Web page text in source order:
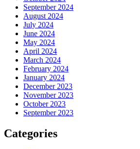
September 2024
August 2024
July 2024
June 2024
May 2024
April 2024
March 2024
February 2024
January 2024
December 2023
November 2023
October 2023
September 2023
Categories